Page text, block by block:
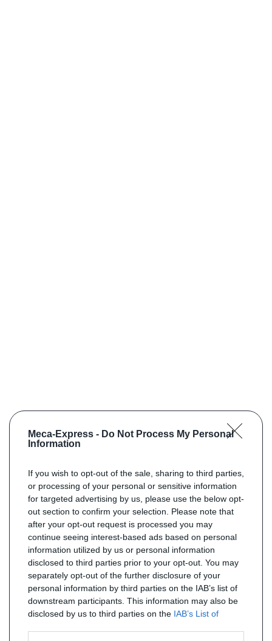
Meca-Express - Do Not Process My Personal
Information
If you wish to opt-out of the sale, sharing to third parties,
or processing of your personal or sensitive information
for targeted advertising by us, please use the below opt-
out section to confirm your selection. Please note that
after your opt-out request is processed you may
continue seeing interest-based ads based on personal
information utilized by us or personal information
disclosed to third parties prior to your opt-out. You may
separately opt-out of the further disclosure of your
personal information by third parties on the IAB’s list of
downstream participants. This information may also be
disclosed by us to third parties on the IAB’s List of